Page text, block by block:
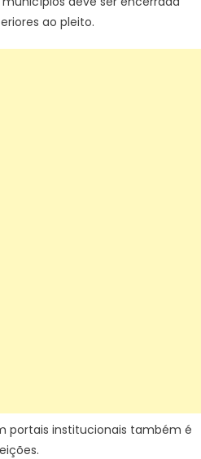
ao pleito.
portais institucionais também é